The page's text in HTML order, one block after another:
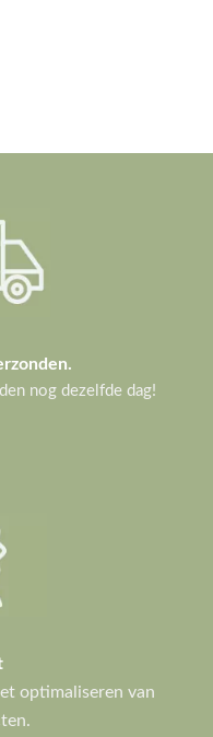
nog dezelfde dag!
optimaliseren van